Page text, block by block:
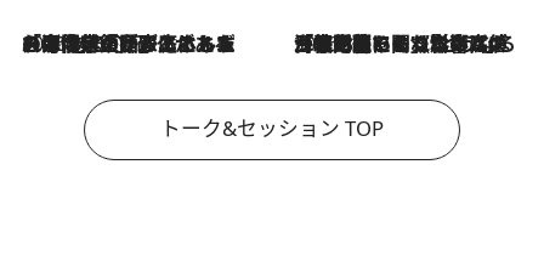
2026.8.3
「今後値上げがあるとすれば…」「リスクがあるのは今年の冬」エネルギー専門家が語る、ホルムズ海峡封鎖が家庭にもたらす“ある心配” 2026.8.3
「住宅建てられない…」「サーチャージ料の高値が続いている」ホルムズ海峡封鎖による影響はいつまで続く？《エネルギー専門家に聞く“どうなる日本の暮らし”》
トーク&セッション TOP